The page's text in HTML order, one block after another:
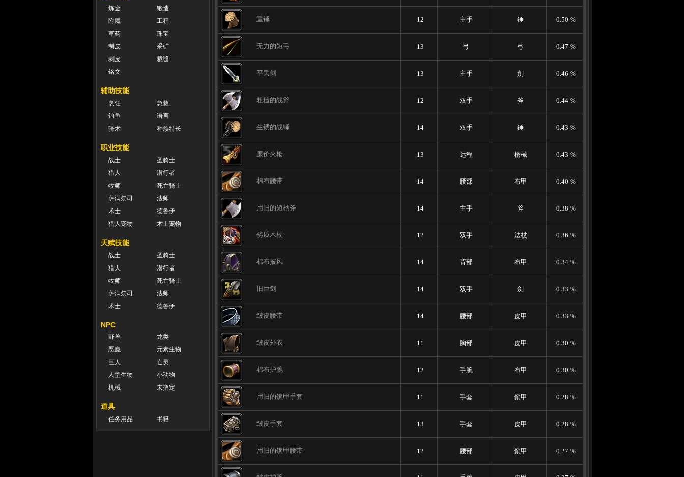
炼金
锻造
附魔
工程
草药
珠宝
制皮
采矿
剥皮
裁缝
铭文
辅助技能
烹饪
急救
钓鱼
语言
骑术
种族特长
职业技能
战士
圣骑士
猎人
潜行者
牧师
死亡骑士
萨满祭司
法师
术士
德鲁伊
猎人宠物
术士宠物
天赋技能
战士
圣骑士
猎人
潜行者
牧师
死亡骑士
萨满祭司
法师
术士
德鲁伊
NPC
野兽
龙类
恶魔
元素生物
巨人
亡灵
人型生物
小动物
机械
未指定
道具
任务用品 书籍
重锤 12 主手 錘 0.50 %
无力的短弓 13 弓 弓 0.47 %
平民剑 13 主手 劍 0.46 %
粗糙的战斧 12 双手 斧 0.44 %
生锈的战锤 14 双手 錘 0.43 %
廉价火枪 13 远程 槍械 0.43 %
棉布腰带 14 腰部 布甲 0.40 %
用旧的短柄斧 14 主手 斧 0.38 %
劣质木杖 12 双手 法杖 0.36 %
棉布披风 14 背部 布甲 0.34 %
旧巨剑 14 双手 劍 0.33 %
皱皮腰带 14 腰部 皮甲 0.33 %
皱皮外衣 11 胸部 皮甲 0.30 %
棉布护腕 12 手腕 布甲 0.30 %
用旧的锁甲手套 11 手套 鎖甲 0.28 %
皱皮手套 13 手套 皮甲 0.28 %
用旧的锁甲腰带 12 腰部 鎖甲 0.27 %